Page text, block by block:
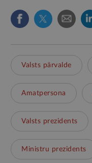
Valsts pārvalde
Amatpersona
Valsts prezidents
Ministru prezidents